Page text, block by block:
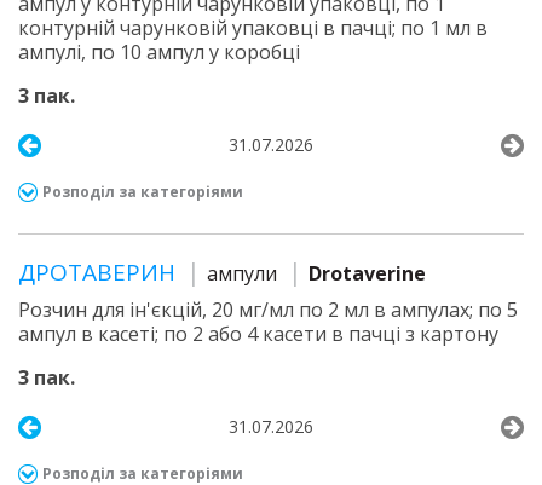
контурній чарунковій упаковці в пачці; по 1 мл в
ампулі, по 10 ампул у коробці
3 пак.
31.07.2026
Розподіл за категоріями
ДРОТАВЕРИН ампули
Drotaverine
Розчин для ін'єкцій, 20 мг/мл по 2 мл в ампулах; по 5
ампул в касеті; по 2 або 4 касети в пачці з картону
3 пак.
31.07.2026
Розподіл за категоріями